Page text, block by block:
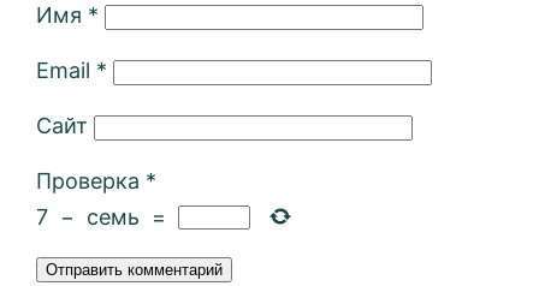
Имя *
Email *
Сайт
Проверка *
7 − семь =